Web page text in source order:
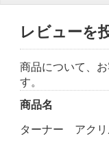
レビューを
商品について、
す。
商品名
ターナー アク